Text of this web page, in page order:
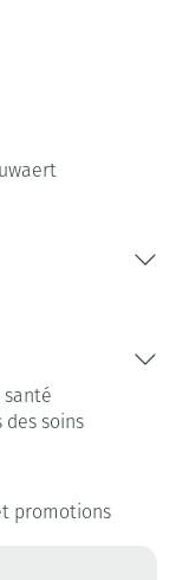
des soins
promotions